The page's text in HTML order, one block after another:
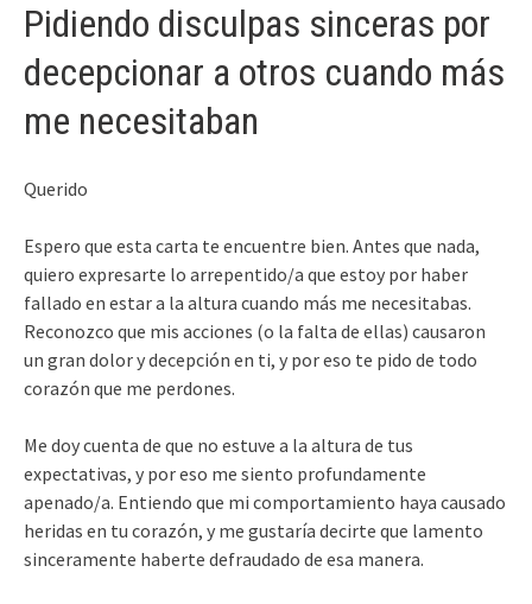
Pidiendo disculpas sinceras por
decepcionar a otros cuando más
me necesitaban
Querido
Espero que esta carta te encuentre bien. Antes que nada,
quiero expresarte lo arrepentido/a que estoy por haber
fallado en estar a la altura cuando más me necesitabas.
Reconozco que mis acciones (o la falta de ellas) causaron
un gran dolor y decepción en ti, y por eso te pido de todo
corazón que me perdones.
Me doy cuenta de que no estuve a la altura de tus
expectativas, y por eso me siento profundamente
apenado/a. Entiendo que mi comportamiento haya causado
heridas en tu corazón, y me gustaría decirte que lamento
sinceramente haberte defraudado de esa manera.